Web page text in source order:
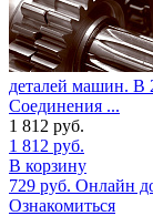
деталей машин. В
Соединения ...
1 812 руб.
1 812 руб.
В корзину
729 руб. Онлайн
Ознакомиться